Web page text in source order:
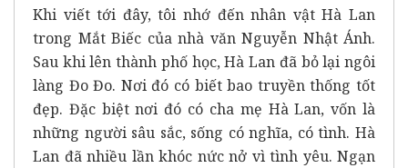
Khi viết tới đây, tôi nhớ đến nhân vật Hà Lan
trong Mắt Biếc của nhà văn Nguyễn Nhật Ánh.
Sau khi lên thành phố học, Hà Lan đã bỏ lại ngôi
làng Đo Đo. Nơi đó có biết bao truyền thống tốt
đẹp. Đặc biệt nơi đó có cha mẹ Hà Lan, vốn là
những người sâu sắc, sống có nghĩa, có tình. Hà
Lan đã nhiều lần khóc nức nở vì tình yêu. Ngạn